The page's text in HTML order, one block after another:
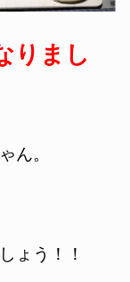
りまし
ん。
ょう！！